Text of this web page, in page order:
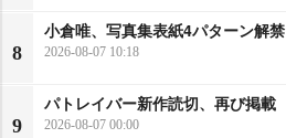
8
小倉唯、写真集表紙4パターン解禁
2026-08-07 10:18
9
パトレイバー新作読切、再び掲載
2026-08-07 00:00